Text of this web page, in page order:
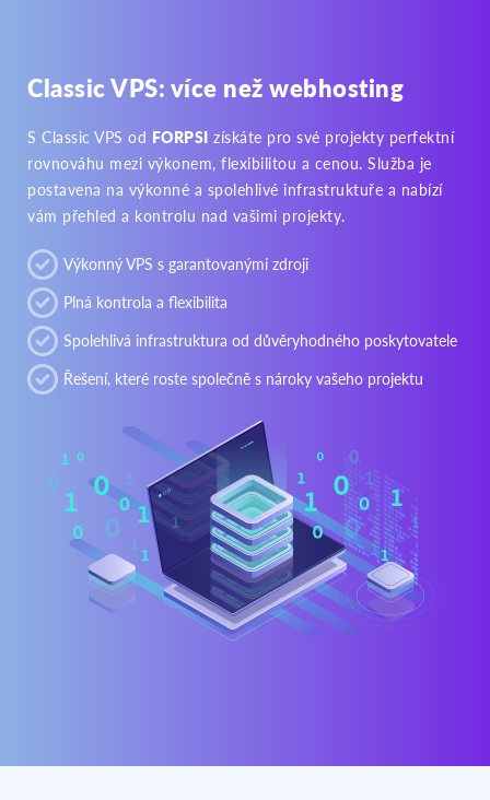
Classic VPS: více než webhosting
S Classic VPS od FORPSI získáte pro své projekty perfektní
rovnováhu mezi výkonem, flexibilitou a cenou. Služba je
postavena na výkonné a spolehlivé infrastruktuře a nabízí
vám přehled a kontrolu nad vašimi projekty.
Výkonný VPS s garantovanými zdroji
Plná kontrola a flexibilita
Spolehlivá infrastruktura od důvěryhodného poskytovatele
Řešení, které roste společně s nároky vašeho projektu